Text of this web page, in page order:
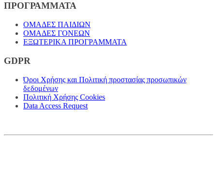
ΠΡΟΓΡΑΜΜΑΤΑ
ΟΜΑΔΕΣ ΠΑΙΔΙΩΝ
ΟΜΑΔΕΣ ΓΟΝΕΩΝ
ΕΞΩΤΕΡΙΚΑ ΠΡΟΓΡΑΜΜΑΤΑ
GDPR
Όροι Χρήσης και Πολιτική προστασίας προσωπικών
δεδομένων
Πολιτική Χρήσης Cookies
Data Access Request